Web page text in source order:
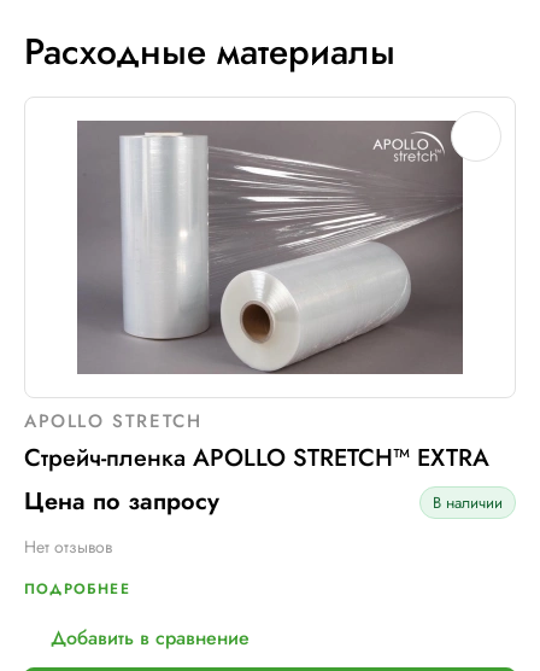
Расходные материалы
APOLLO STRETCH
Стрейч-пленка APOLLO STRETCH™ EXTRA
Цена по запросу
В наличии
Нет отзывов
ПОДРОБНЕЕ
Добавить в сравнение